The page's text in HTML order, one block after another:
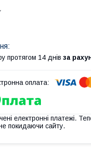
протягом 14 днів за
електронні платежі.
покидаючи сайту.